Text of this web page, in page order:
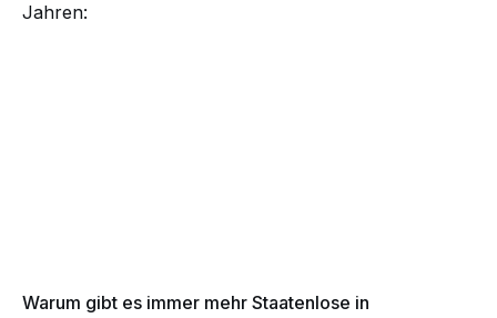
Jahren:
Warum gibt es immer mehr Staatenlose in